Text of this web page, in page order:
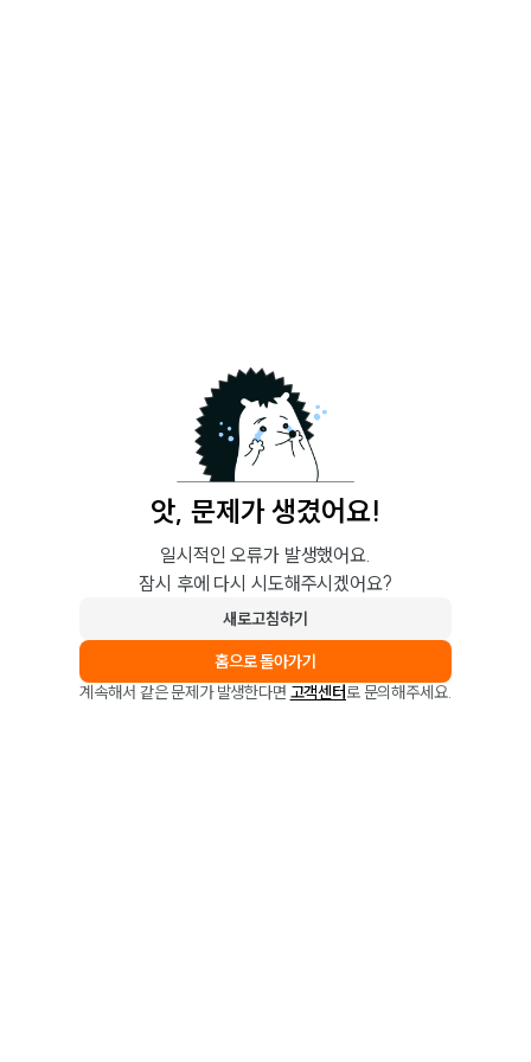
앗, 문제가 생겼어요!
일시적인 오류가 발생했어요.
잠시 후에 다시 시도해주시겠어요?
새로고침하기
홈으로 돌아가기
계속해서 같은 문제가 발생한다면 고객센터로 문의해주세요.